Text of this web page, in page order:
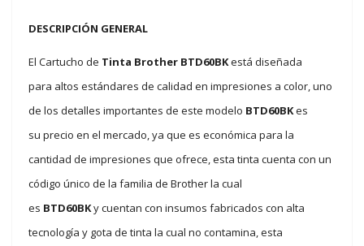
DESCRIPCIÓN GENERAL
El Cartucho de Tinta Brother BTD60BKestá diseñada
para altos estándares de calidad en impresiones a color, uno
de los detalles importantes de este modelo BTD60BKes
su precio en el mercado, ya que es económica para la
cantidad de impresiones que ofrece, esta tinta cuenta con un
código único de la familia de Brother la cual
es BTD60BKy cuentan con insumos fabricados con alta
tecnología y gota de tinta la cual no contamina, esta